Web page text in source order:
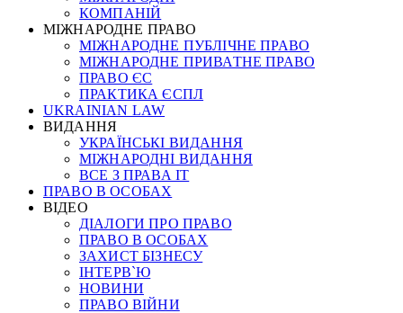
КОМПАНІЙ
МІЖНАРОДНЕ ПРАВО
МІЖНАРОДНЕ ПУБЛІЧНЕ ПРАВО
МІЖНАРОДНЕ ПРИВАТНЕ ПРАВО
ПРАВО ЄС
ПРАКТИКА ЄСПЛ
UKRAINIAN LAW
ВИДАННЯ
УКРАЇНСЬКІ ВИДАННЯ
МІЖНАРОДНІ ВИДАННЯ
ВСЕ З ПРАВА ІТ
ПРАВО В ОСОБАХ
ВІДЕО
ДІАЛОГИ ПРО ПРАВО
ПРАВО В ОСОБАХ
ЗАХИСТ БІЗНЕСУ
ІНТЕРВ`Ю
НОВИНИ
ПРАВО ВІЙНИ